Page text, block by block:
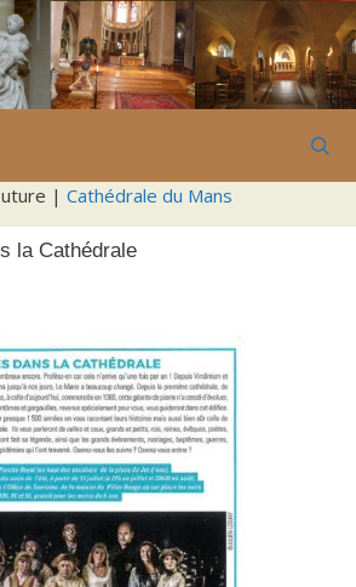
| Cathédrale du Mans
la Cathédrale